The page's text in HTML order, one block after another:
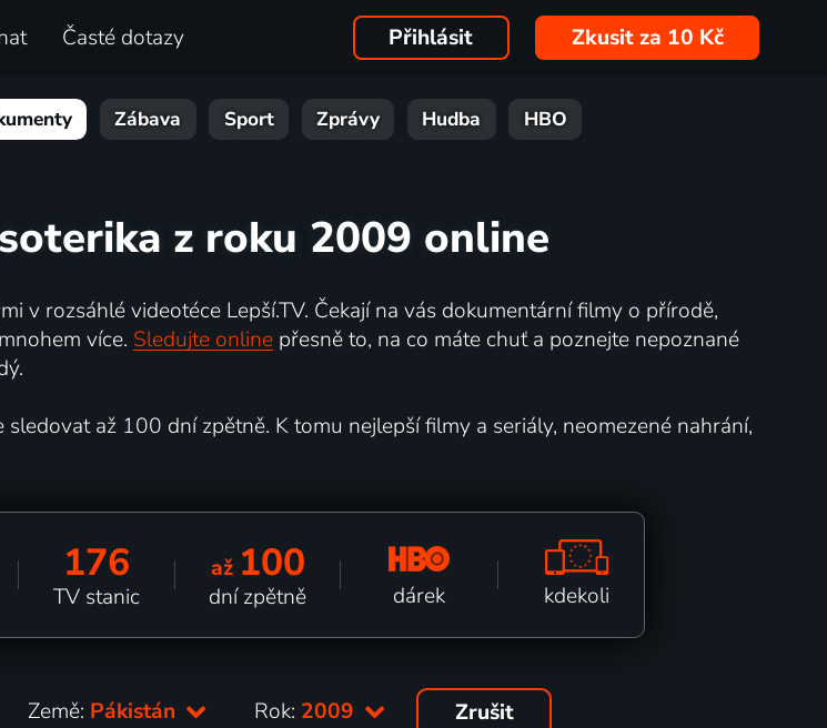
Časté dotazy Přihlásit Zkusit za 10 Kč
Zábava Sport Zprávy Hudba HBO
z roku 2009 online
v rozsáhlé videotéce Lepší.TV. Čekají na vás dokumentární filmy o přírodě,
více. Sledujte onlinepřesně to, na co máte chuť a poznejte nepoznané
až 100 dní zpětně. K tomu nejlepší filmy a seriály, neomezené nahrání,
176
TV stanic
až 100
dní zpětně dárek kdekoli
Země: Pákistán Rok: 2009 Zrušit